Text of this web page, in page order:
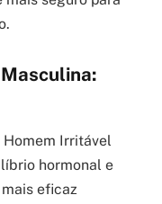
Irritável
hormonal e
eficaz